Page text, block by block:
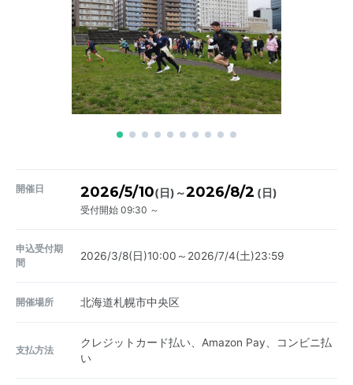
開催日 2026/5/10(日) ～2026/8/2 (日)
受付開始 09:30 ～
申込受付期
間
2026/3/8(日)10:00～2026/7/4(土)23:59
開催場所 北海道札幌市中央区
支払方法
クレジットカード払い、Amazon Pay、コンビニ払
い